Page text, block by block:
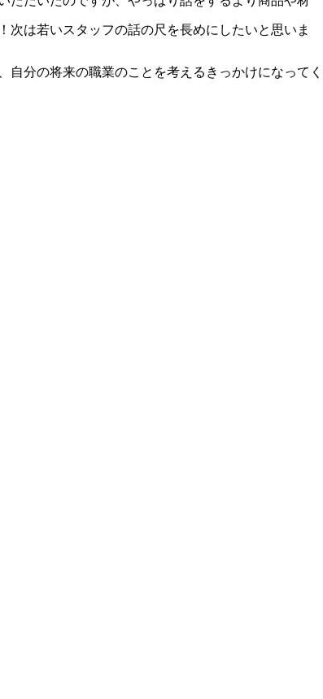
は若いスタッフの話の尺を長めにしたいと思いま
分の将来の職業のことを考えるきっかけになってく